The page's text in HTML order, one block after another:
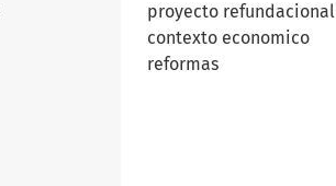
proyecto refundacional
contexto economico
reformas